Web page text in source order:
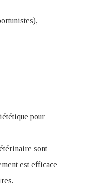
pour
sont
est efficace